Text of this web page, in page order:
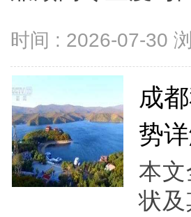
时间 : 2026-07-30
成
势
本
状